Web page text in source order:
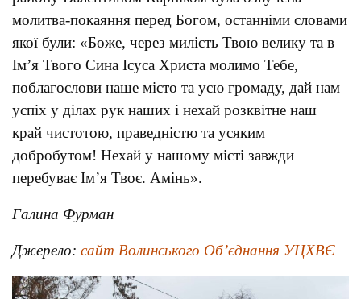
молитва-покаяння перед Богом, останніми словами
якої були: «Боже, через милість Твою велику та в
Ім’я Твого Сина Ісуса Христа молимо Тебе,
поблагослови наше місто та усю громаду, дай нам
успіх у ділах рук наших і нехай розквітне наш
край чистотою, праведністю та усяким
добробутом! Нехай у нашому місті завжди
перебуває Ім’я Твоє. Амінь».
Галина Фурман
Джерело: сайт Волинського Об’єднання УЦХВЄ